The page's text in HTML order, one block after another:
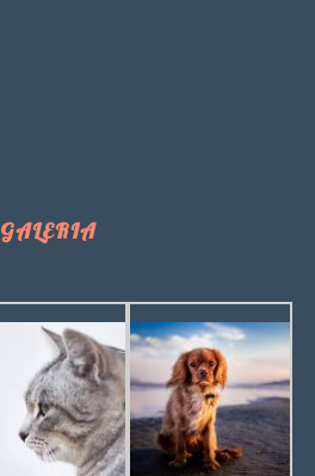
GALERIA